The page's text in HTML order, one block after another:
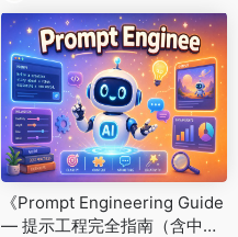
《Prompt Engineering Guide
— 提示工程完全指南（含中文